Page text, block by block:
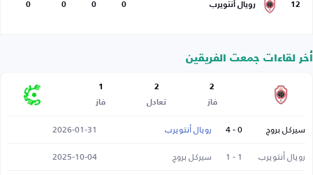
12 رويال أنتويرب 0
0
0
0
أخر لقاءات جمعت الفريقين
2
فاز
2
تعادل
1
فاز
سيركل بروج 0 - 4 رويال أنتويرب
2026-01-31
رويال أنتويرب
1 - 1 سيركل بروج
2025-10-04